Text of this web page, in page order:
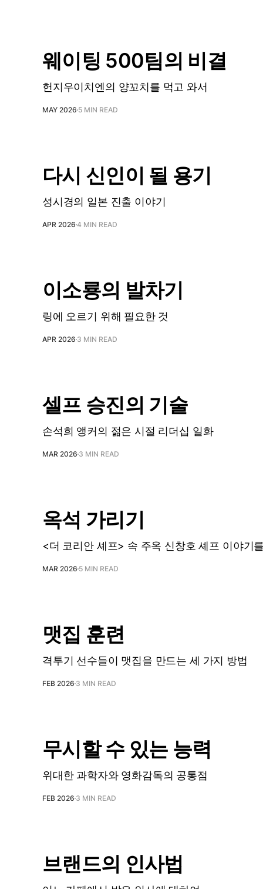
웨이팅 500팀의 비결
헌지우이치엔의 양꼬치를 먹고 와서
MAY 2026 5 MIN READ
다시 신인이 될 용기
성시경의 일본 진출 이야기
APR 2026 4 MIN READ
이소룡의 발차기
링에 오르기 위해 필요한 것
APR 2026 3 MIN READ
셀프 승진의 기술
손석희 앵커의 젊은 시절 리더십 일화
MAR 2026 3 MIN READ
옥석 가리기
<더 코리안 셰프> 속 주옥 신창호 셰프 이야기
MAR 2026 5 MIN READ
맷집 훈련
격투기 선수들이 맷집을 만드는 세 가지 방법
FEB 2026 3 MIN READ
무시할 수 있는 능력
위대한 과학자와 영화감독의 공통점
FEB 2026 3 MIN READ
브랜드의 인사법